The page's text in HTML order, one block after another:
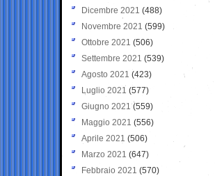
Dicembre 2021 (488)
Novembre 2021 (599)
Ottobre 2021 (506)
Settembre 2021 (539)
Agosto 2021 (423)
Luglio 2021 (577)
Giugno 2021(559)
Maggio 2021 (556)
Aprile 2021 (506)
Marzo 2021 (647)
Febbraio 2021 (570)